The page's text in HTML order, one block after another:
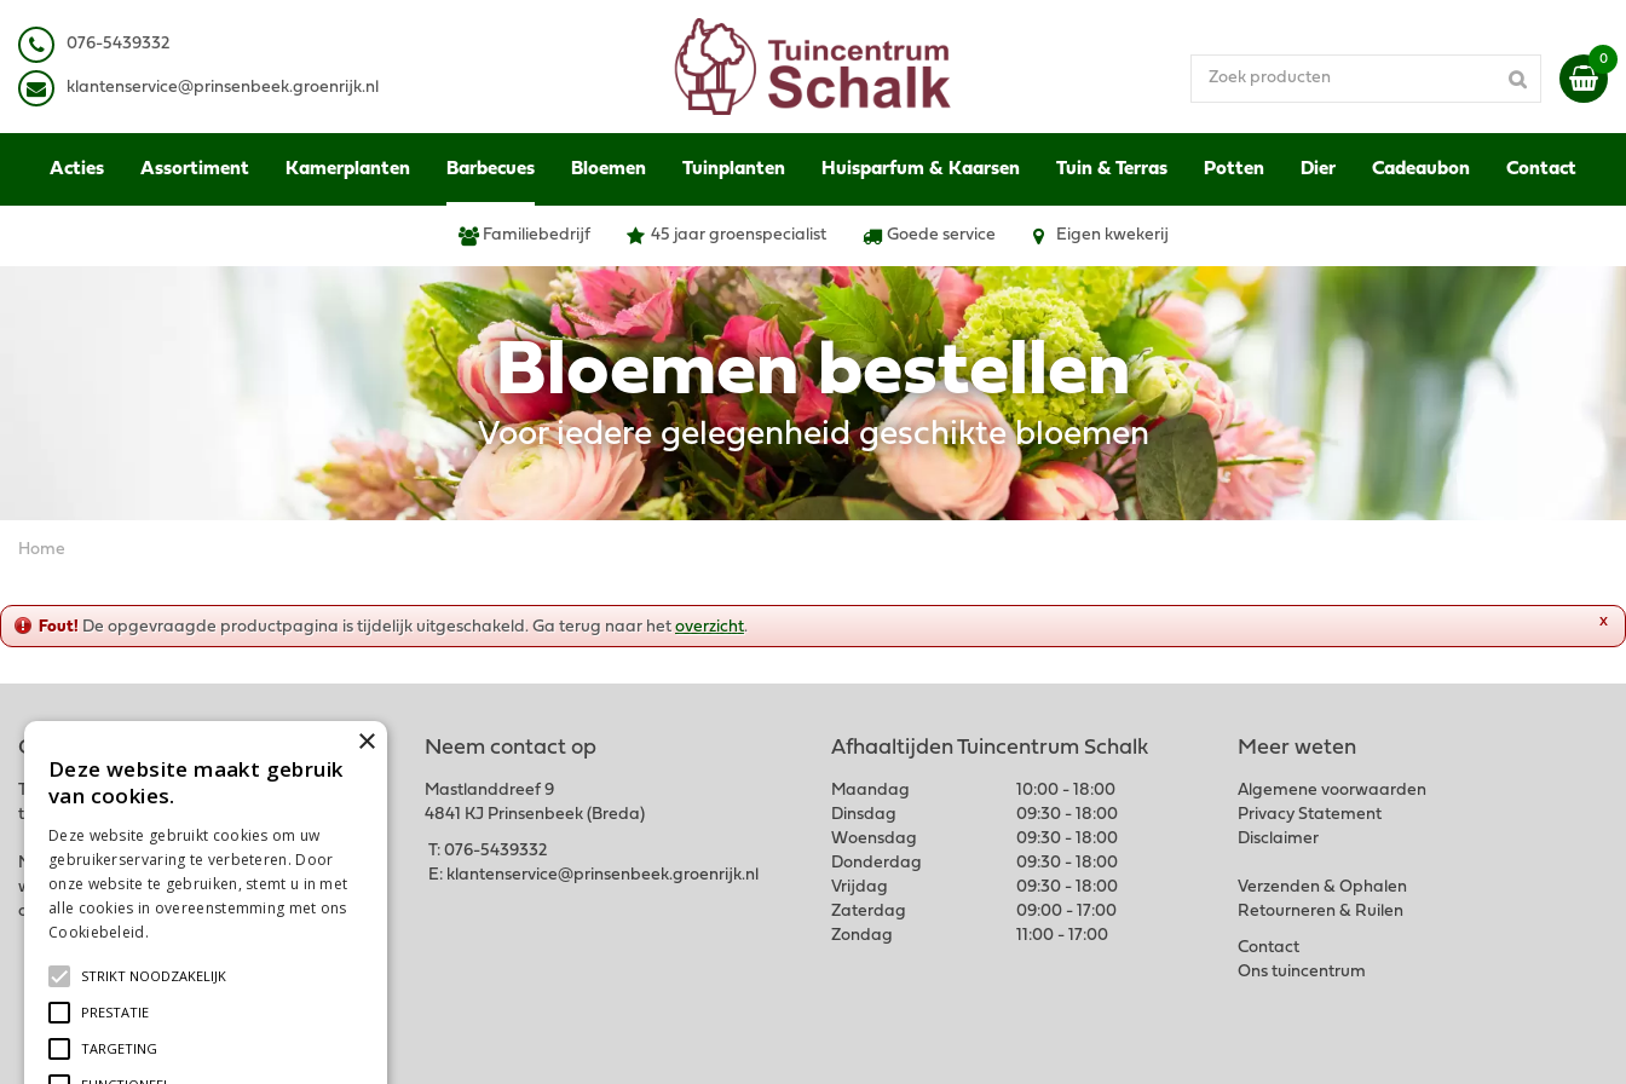
naar
content
Bloemen bestellen
Voor iedere gelegenheid geschikte bloemen
Home
076-5439332
k lantenservice@prinsenbeek.groenrijk.nl
Acties Assortiment Kamerplanten Barbecues Bloemen Tuinplanten Huisparfum & Kaarsen Tuin & Terras Potten Dier Cadeaubon Contact
Familiebedrijf 45 jaar groenspecialist Goede service Eigen kwekerij
x
Fout! De opgevraagde productpagina is tijdelijk uitgeschakeld. Ga terug naar het overzicht.
Online tuincentrum
Tuincentrum Schalk is onderdeel van het fysieke
tuincentrum GroenRijk Schalk nabij Breda.
Met deze webshop hopen wij iedereen in zijn
wensen te kunnen voorzien. Bestel gemakkelijk
online of kom langs in ons tuincentrum. Tot snel!
Neem contact op
Mastlanddreef 9
4841 KJ Prinsenbeek (Breda)
T: 076-5439332
E: klantenservice@prinsenbeek.groenrijk.nl
Afhaaltijden Tuincentrum Schalk
Maandag
10:00 - 18:00
Dinsdag
09:30 - 18:00
Woensdag
09:30 - 18:00
Donderdag
09:30 - 18:00
Vrijdag
09:30 - 18:00
Zaterdag
09:00 - 17:00
Zondag
11:00 - 17:00
Meer weten
Algemene voorwaarden
Privacy Statement
Disclaimer
Verzenden & Ophalen
Retourneren & Ruilen
Contact
Ons tuincentrum
×
Deze website maakt gebruik
van cookies.
Deze website gebruikt cookies om uw
gebruikerservaring te verbeteren. Door
onze website te gebruiken, stemt u in met
alle cookies in overeenstemming met ons
Cookiebeleid.
STRIKT NOODZAKELIJK
PRESTATIE
TARGETING